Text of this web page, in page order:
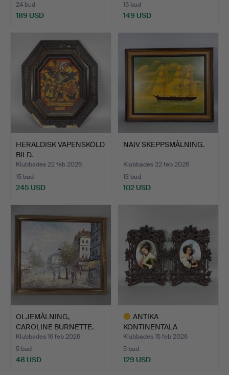
24 bud
189 USD
15 bud
149 USD
HERALDISK VAPENSKÖLD
BILD.
Klubbades 22 feb 2026
15 bud
245 USD
NAIV SKEPPSMÅLNING.
Klubbades 22 feb 2026
13 bud
102 USD
OLJEMÅLNING,
CAROLINE BURNETTE.
Klubbades 16 feb 2026
5 bud
48 USD
ANTIKA
KONTINENTALA
PORTRÄTT PÅ PORSLIN.
Klubbades 15 feb 2026
5 bud
129 USD